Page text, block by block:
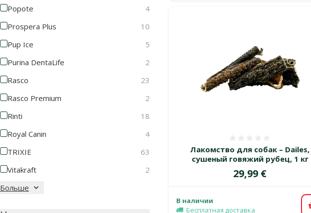
Popote
4
Prospera Plus
10
Pup Ice
5
Purina DentaLife
2
Rasco
23
Rasco Premium
2
Rinti
18
Royal Canin
4
TRIXIE
63
Vitakraft
2
Больше
Лакомство для собак – Dailes,
сушеный говяжий рубец, 1 кг
Цена
29,99 €
В наличии
Бесплатная доставка